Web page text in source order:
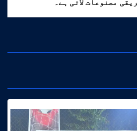
مصنوعات لاتی ہے۔